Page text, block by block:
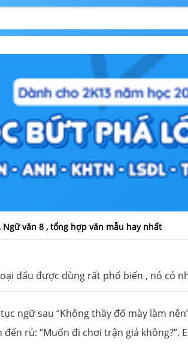
Ngữ văn 8 , tổng hợp văn mẫu hay nhất
loại dấu được dùng rất phổ biến , nó
ngữ sau “Không thầy đố mày làm
rủ: “Muốn đi chơi trận giả không?”.